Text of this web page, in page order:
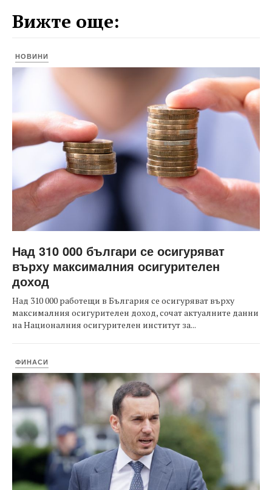
Вижте още:
НОВИНИ
Над 310 000 българи се осигуряват
върху максималния осигурителен
доход
Над 310 000 работещи в България се осигуряват върху
максималния осигурителен доход, сочат актуалните данни
на Националния осигурителен институт за...
ФИНАСИ